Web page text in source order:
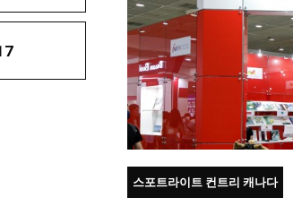
스포트라이트 컨트리 캐나다